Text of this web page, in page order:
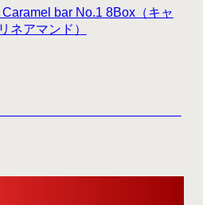
bar No.1 8Box（キャ
ネアマンド）